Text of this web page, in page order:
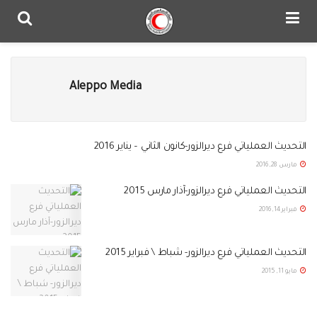
Aleppo Media
التحديث العملياتي فرع ديرالزور-كانون الثاني – يناير 2016
مارس 28, 2016
التحديث العملياتي فرع ديرالزور-آذار مارس 2015
فبراير 14, 2016
التحديث العملياتي فرع ديرالزور- شباط \ فبراير 2015
مايو 11, 2015